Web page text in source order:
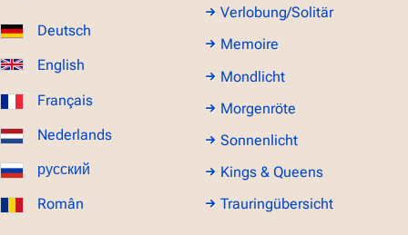
Deutsch
English
Français
Nederlands
русский
Român
Verlobung/Solitär
Memoire
Mondlicht
Morgenröte
Sonnenlicht
Kings & Queens
Trauringübersicht